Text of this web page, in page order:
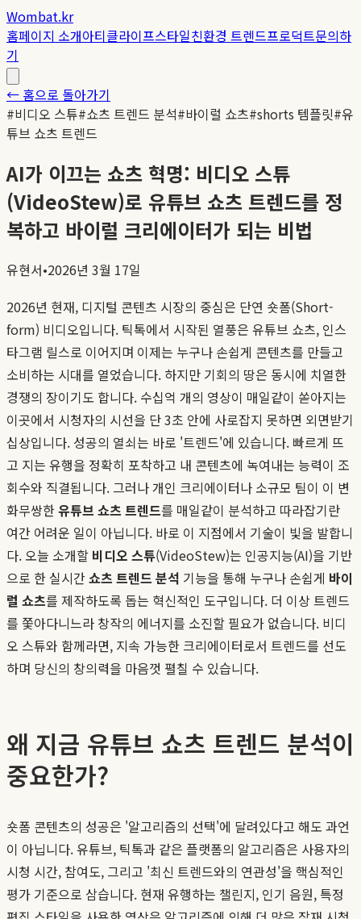
Wombat.kr
홈페이지 소개아티클라이프스타일친환경 트렌드프로덕트문의하
기
← 홈으로 돌아가기
#비디오 스튜#쇼츠 트렌드 분석#바이럴 쇼츠#shorts 템플릿#유
튜브 쇼츠 트렌드
AI가 이끄는 쇼츠 혁명: 비디오 스튜
(VideoStew)로 유튜브 쇼츠 트렌드를 정
복하고 바이럴 크리에이터가 되는 비법
유현서•2026년 3월 17일
2026년 현재, 디지털 콘텐츠 시장의 중심은 단연 숏폼(Short-
form) 비디오입니다. 틱톡에서 시작된 열풍은 유튜브 쇼츠, 인스
타그램 릴스로 이어지며 이제는 누구나 손쉽게 콘텐츠를 만들고
소비하는 시대를 열었습니다. 하지만 기회의 땅은 동시에 치열한
경쟁의 장이기도 합니다. 수십억 개의 영상이 매일같이 쏟아지는
이곳에서 시청자의 시선을 단 3초 안에 사로잡지 못하면 외면받기
십상입니다. 성공의 열쇠는 바로 '트렌드'에 있습니다. 빠르게 뜨
고 지는 유행을 정확히 포착하고 내 콘텐츠에 녹여내는 능력이 조
회수와 직결됩니다. 그러나 개인 크리에이터나 소규모 팀이 이 변
화무쌍한유튜브 쇼츠 트렌드를 매일같이 분석하고 따라잡기란
여간 어려운 일이 아닙니다. 바로 이 지점에서 기술이 빛을 발합니
다. 오늘 소개할 비디오 스튜(VideoStew)는 인공지능(AI)을 기반
으로 한 실시간쇼츠 트렌드 분석 기능을 통해 누구나 손쉽게 바이
럴 쇼츠를 제작하도록 돕는 혁신적인 도구입니다. 더 이상 트렌드
를 쫓아다니느라 창작의 에너지를 소진할 필요가 없습니다. 비디
오 스튜와 함께라면, 지속 가능한 크리에이터로서 트렌드를 선도
하며 당신의 창의력을 마음껏 펼칠 수 있습니다.
왜 지금 유튜브 쇼츠 트렌드 분석이
중요한가?
숏폼 콘텐츠의 성공은 '알고리즘의 선택'에 달려있다고 해도 과언
이 아닙니다. 유튜브, 틱톡과 같은 플랫폼의 알고리즘은 사용자의
시청 시간, 참여도, 그리고 '최신 트렌드와의 연관성'을 핵심적인
평가 기준으로 삼습니다. 현재 유행하는 챌린지, 인기 음원, 특정